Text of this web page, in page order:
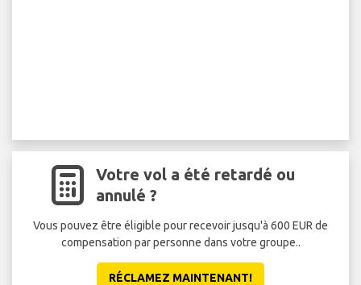
Votre vol a été retardé ou
annulé ?
Vous pouvez être éligible pour recevoir jusqu'à 600 EUR de
compensation par personne dans votre groupe..
RÉCLAMEZ MAINTENANT!